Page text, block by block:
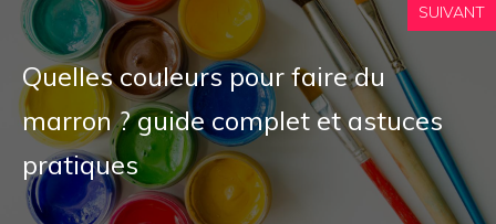
SUIVANT
Quelles couleurs pour faire du
marron ? guide complet et astuces
pratiques